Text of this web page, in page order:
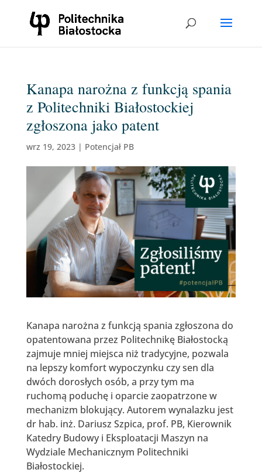
Kanapa narożna z funkcją spania
z Politechniki Białostockiej
zgłoszona jako patent
wrz 19, 2023| Potencjał PB
Kanapa narożna z funkcją spania zgłoszona do
opatentowana przez Politechnikę Białostocką
zajmuje mniej miejsca niż tradycyjne, pozwala
na lepszy komfort wypoczynku czy sen dla
dwóch dorosłych osób, a przy tym ma
ruchomą poduchę i oparcie zaopatrzone w
mechanizm blokujący. Autorem wynalazku jest
dr hab. inż. Dariusz Szpica, prof. PB, Kierownik
Katedry Budowy i Eksploatacji Maszyn na
Wydziale Mechanicznym Politechniki
Białostockiej.